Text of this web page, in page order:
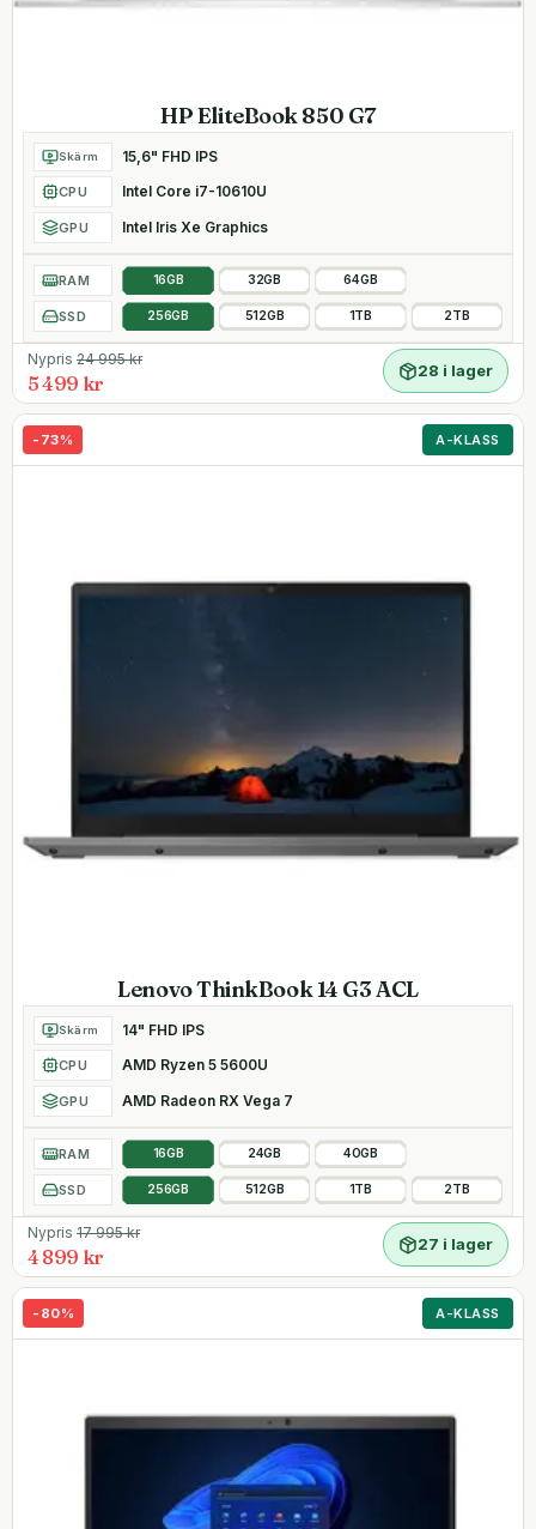
HP EliteBook 850 G7
Skärm 15,6" FHD IPS
CPU Intel Core i7-10610U
GPU Intel Iris Xe Graphics
RAM 16GB 32GB 64GB
SSD 256GB 512GB 1TB 2TB
Nypris 24 995kr
5 499 kr
28 i lager
- 73% A-KLASS
Lenovo ThinkBook 14 G3 ACL
Skärm 14" FHD IPS
CPU AMD Ryzen 5 5600U
GPU AMD Radeon RX Vega 7
RAM 16GB 24GB 40GB
SSD 256GB 512GB 1TB 2TB
Nypris 17 995kr
4 899 kr
27 i lager
- 80% A-KLASS